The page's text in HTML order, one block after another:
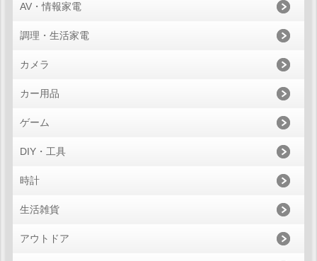
AV・情報家電
調理・生活家電
カメラ
カー用品
ゲーム
DIY・工具
時計
生活雑貨
アウトドア